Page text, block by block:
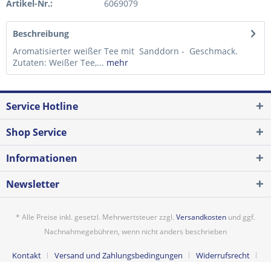
Artikel-Nr.: 6069079
Beschreibung
Aromatisierter weißer Tee mit Sanddorn - Geschmack.
Zutaten: Weißer Tee,... mehr
Service Hotline
Shop Service
Informationen
Newsletter
* Alle Preise inkl. gesetzl. Mehrwertsteuer zzgl. Versandkosten und ggf.
Nachnahmegebühren, wenn nicht anders beschrieben
Kontakt Versand und Zahlungsbedingungen Widerrufsrecht